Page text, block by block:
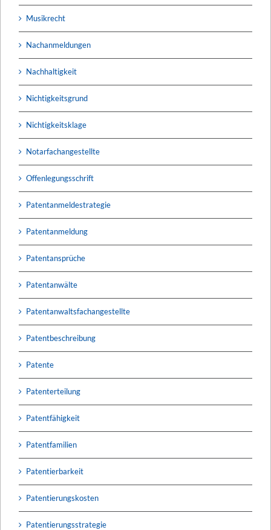
Musikrecht
Nachanmeldungen
Nachhaltigkeit
Nichtigkeitsgrund
Nichtigkeitsklage
Notarfachangestellte
Offenlegungsschrift
Patentanmeldestrategie
Patentanmeldung
Patentansprüche
Patentanwälte
Patentanwaltsfachangestellte
Patentbeschreibung
Patente
Patenterteilung
Patentfähigkeit
Patentfamilien
Patentierbarkeit
Patentierungskosten
Patentierungsstrategie